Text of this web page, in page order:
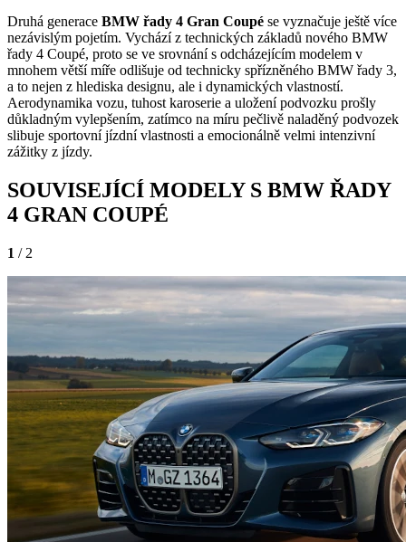
Druhá generace BMW řady 4 Gran Coupé se vyznačuje ještě více
nezávislým pojetím. Vychází z technických základů nového BMW
řady 4 Coupé, proto se ve srovnání s odcházejícím modelem v
mnohem větší míře odlišuje od technicky spřízněného BMW řady 3,
a to nejen z hlediska designu, ale i dynamických vlastností.
Aerodynamika vozu, tuhost karoserie a uložení podvozku prošly
důkladným vylepšením, zatímco na míru pečlivě naladěný podvozek
slibuje sportovní jízdní vlastnosti a emocionálně velmi intenzivní
zážitky z jízdy.
SOUVISEJÍCÍ MODELY S BMW ŘADY
4 GRAN COUPÉ
1 / 2